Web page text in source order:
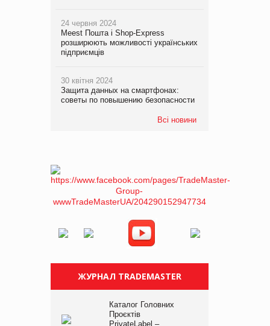
24 червня 2024
Meest Пошта і Shop-Express
розширюють можливості українських
підприємців
30 квітня 2024
Защита данных на смартфонах:
советы по повышению безопасности
Всі новини
ЖУРНАЛ TRADEMASTER
Каталог Головних
Проєктів
PrivateLabel –